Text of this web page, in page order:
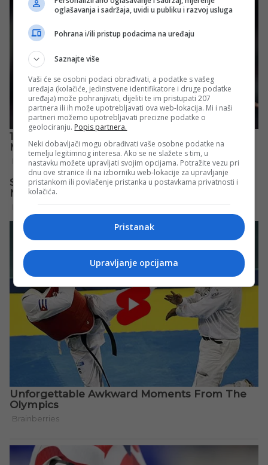
oglašavanja i sadržaja, uvidi u publiku i razvoj usluga
Pohrana i/ili pristup podacima na uređaju
Saznajte više
Vaši će se osobni podaci obrađivati, a podatke s vašeg
uređaja (kolačiće, jedinstvene identifikatore i druge podatke
uređaja) može pohranjivati, dijeliti te im pristupati 207
partnera ili ih može upotrebljavati ova web-lokacija. Mi i naši
partneri možemo upotrebljavati precizne podatke o
geolociranju. Popis partnera.
Neki dobavljači mogu obrađivati vaše osobne podatke na
temelju legitimnog interesa. Ako se ne slažete s tim, u
nastavku možete upravljati svojim opcijama. Potražite vezu pri
dnu ove stranice ili na izborniku web-lokacije za upravljanje
pristankom ili povlačenje pristanka u postavkama privatnosti i
kolačića.
Pristanak
Upravljanje opcijama